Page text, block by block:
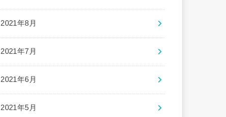
2021年8月
2021年7月
2021年6月
2021年5月